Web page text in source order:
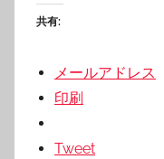
共有:
メールアドレス
印刷
Tweet